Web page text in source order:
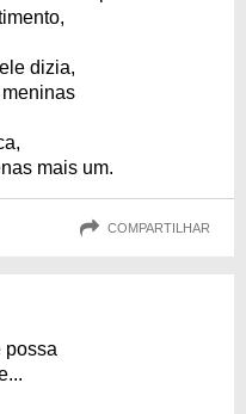
dizia,
mais um.
COMPARTILHAR
possa